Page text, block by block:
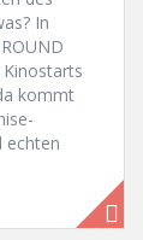
In
kommt
echten